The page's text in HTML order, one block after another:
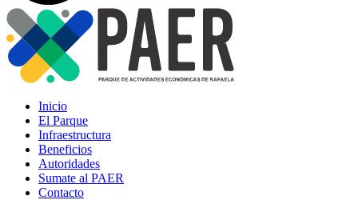
Inicio
El Parque
Infraestructura
Beneficios
Autoridades
Sumate al PAER
Contacto